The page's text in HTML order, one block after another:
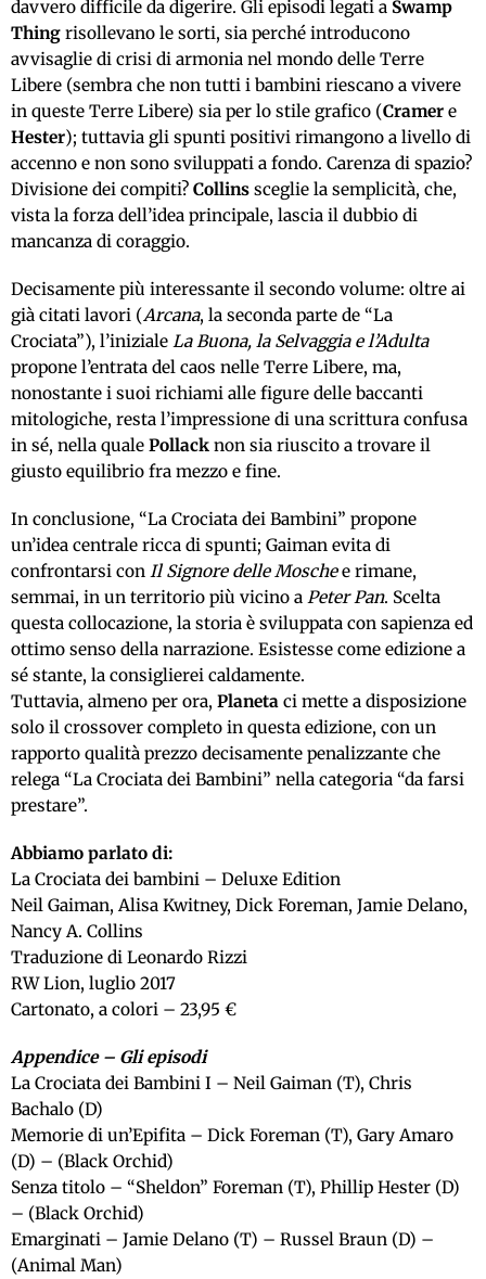
davvero difficile da digerire. Gli episodi legati a Swamp
Thing risollevano le sorti, sia perché introducono
avvisaglie di crisi di armonia nel mondo delle Terre
Libere (sembra che non tutti i bambini riescano a vivere
in queste Terre Libere) sia per lo stile grafico (Cramer e
Hester); tuttavia gli spunti positivi rimangono a livello di
accenno e non sono sviluppati a fondo. Carenza di spazio?
Divisione dei compiti? Collins sceglie la semplicità, che,
vista la forza dell’idea principale, lascia il dubbio di
mancanza di coraggio.
Decisamente più interessante il secondo volume: oltre ai
già citati lavori (Arcana, la seconda parte de “La
Crociata”), l’iniziale La Buona, la Selvaggia e l’Adulta
propone l’entrata del caos nelle Terre Libere, ma,
nonostante i suoi richiami alle figure delle baccanti
mitologiche, resta l’impressione di una scrittura confusa
in sé, nella quale Pollack non sia riuscito a trovare il
giusto equilibrio fra mezzo e fine.
In conclusione, “La Crociata dei Bambini” propone
un’idea centrale ricca di spunti; Gaiman evita di
confrontarsi con Il Signore delle Moschee rimane,
semmai, in un territorio più vicino a Peter Pan. Scelta
questa collocazione, la storia è sviluppata con sapienza ed
ottimo senso della narrazione. Esistesse come edizione a
sé stante, la consiglierei caldamente.
Tuttavia, almeno per ora, Planeta ci mette a disposizione
solo il crossover completo in questa edizione, con un
rapporto qualità prezzo decisamente penalizzante che
relega “La Crociata dei Bambini” nella categoria “da farsi
prestare”.
Abbiamo parlato di:
La Crociata dei bambini – Deluxe Edition
Neil Gaiman, Alisa Kwitney, Dick Foreman, Jamie Delano,
Nancy A. Collins
Traduzione di Leonardo Rizzi
RW Lion, luglio 2017
Cartonato, a colori – 23,95 €
Appendice – Gli episodi
La Crociata dei Bambini I – Neil Gaiman (T), Chris
Bachalo (D)
Memorie di un’Epifita – Dick Foreman (T), Gary Amaro
(D) – (Black Orchid)
Senza titolo – “Sheldon” Foreman (T), Phillip Hester (D)
– (Black Orchid)
Emarginati – Jamie Delano (T) – Russel Braun (D) –
(Animal Man)